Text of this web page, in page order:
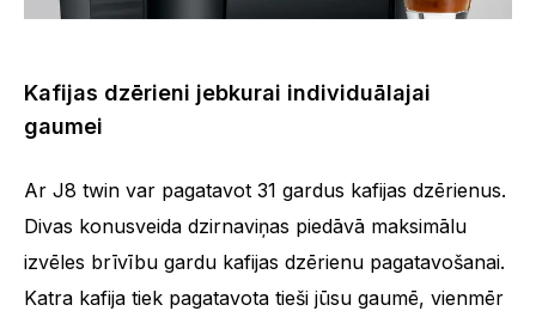
Kafijas dzērieni jebkurai individuālajai
gaumei
Ar J8 twin var pagatavot 31 gardus kafijas dzērienus.
Divas konusveida dzirnaviņas piedāvā maksimālu
izvēles brīvību gardu kafijas dzērienu pagatavošanai.
Katra kafija tiek pagatavota tieši jūsu gaumē, vienmēr